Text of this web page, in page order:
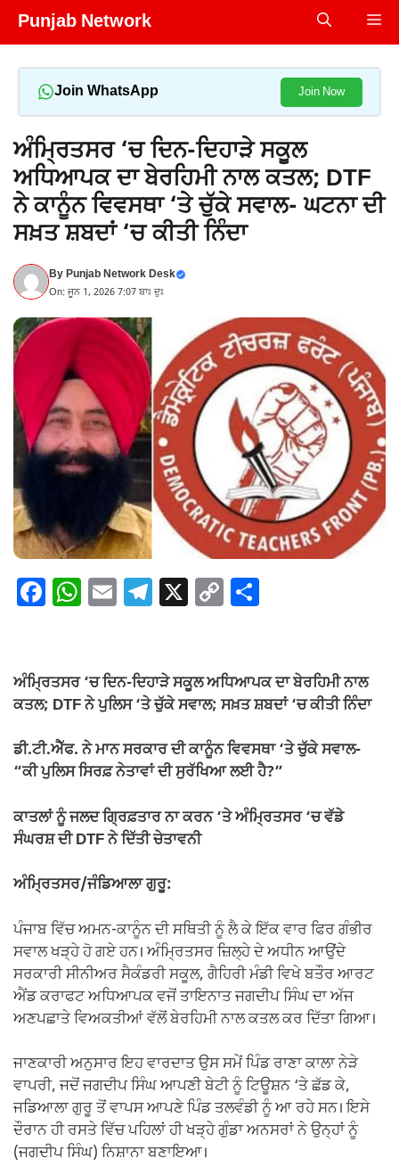
Skip
Punjab Network
Join WhatsApp Join Now
ਅੰਮ੍ਰਿਤਸਰ ‘ਚ ਦਿਨ-ਦਿਹਾੜੇ ਸਕੂਲ
ਅਧਿਆਪਕ ਦਾ ਬੇਰਹਿਮੀ ਨਾਲ ਕਤਲ; DTF
ਨੇ ਕਾਨੂੰਨ ਵਿਵਸਥਾ ‘ਤੇ ਚੁੱਕੇ ਸਵਾਲ- ਘਟਨਾ ਦੀ
ਸਖ਼ਤ ਸ਼ਬਦਾਂ ‘ਚ ਕੀਤੀ ਨਿੰਦਾ
ByPunjab Network Desk
On: ਜੂਨ 1, 2026 7:07 ਬਾਃ ਦੁਃ
F
e
b
o
o
k
W
s
A
p
p
E T
gr
a
m
X C
y
Li
n
k
e
ਅੰਮ੍ਰਿਤਸਰ ‘ਚ ਦਿਨ-ਦਿਹਾੜੇ ਸਕੂਲ ਅਧਿਆਪਕ ਦਾ ਬੇਰਹਿਮੀ ਨਾਲ
ਕਤਲ; DTF ਨੇ ਪੁਲਿਸ ‘ਤੇ ਚੁੱਕੇ ਸਵਾਲ; ਸਖ਼ਤ ਸ਼ਬਦਾਂ ‘ਚ ਕੀਤੀ ਨਿੰਦਾ
ਡੀ.ਟੀ.ਐੱਫ. ਨੇ ਮਾਨ ਸਰਕਾਰ ਦੀ ਕਾਨੂੰਨ ਵਿਵਸਥਾ ‘ਤੇ ਚੁੱਕੇ ਸਵਾਲ-
“ਕੀ ਪੁਲਿਸ ਸਿਰਫ਼ ਨੇਤਾਵਾਂ ਦੀ ਸੁਰੱਖਿਆ ਲਈ ਹੈ?”
ਕਾਤਲਾਂ ਨੂੰ ਜਲਦ ਗ੍ਰਿਫ਼ਤਾਰ ਨਾ ਕਰਨ ‘ਤੇ ਅੰਮ੍ਰਿਤਸਰ ‘ਚ ਵੱਡੇ
ਸੰਘਰਸ਼ ਦੀ DTF ਨੇ ਦਿੱਤੀ ਚੇਤਾਵਨੀ
ਅੰਮ੍ਰਿਤਸਰ/ਜੰਡਿਆਲਾ ਗੁਰੂ:
ਪੰਜਾਬ ਵਿੱਚ ਅਮਨ-ਕਾਨੂੰਨ ਦੀ ਸਥਿਤੀ ਨੂੰ ਲੈ ਕੇ ਇੱਕ ਵਾਰ ਫਿਰ ਗੰਭੀਰ
ਸਵਾਲ ਖੜ੍ਹੇ ਹੋ ਗਏ ਹਨ। ਅੰਮ੍ਰਿਤਸਰ ਜ਼ਿਲ੍ਹੇ ਦੇ ਅਧੀਨ ਆਉਂਦੇ
ਸਰਕਾਰੀ ਸੀਨੀਅਰ ਸੈਕੰਡਰੀ ਸਕੂਲ, ਗੈਹਿਰੀ ਮੰਡੀ ਵਿਖੇ ਬਤੌਰ ਆਰਟ
ਐਂਡ ਕਰਾਫਟ ਅਧਿਆਪਕ ਵਜੋਂ ਤਾਇਨਾਤ ਜਗਦੀਪ ਸਿੰਘ ਦਾ ਅੱਜ
ਅਣਪਛਾਤੇ ਵਿਅਕਤੀਆਂ ਵੱਲੋਂ ਬੇਰਹਿਮੀ ਨਾਲ ਕਤਲ ਕਰ ਦਿੱਤਾ ਗਿਆ।
ਜਾਣਕਾਰੀ ਅਨੁਸਾਰ ਇਹ ਵਾਰਦਾਤ ਉਸ ਸਮੇਂ ਪਿੰਡ ਰਾਣਾ ਕਾਲਾ ਨੇੜੇ
ਵਾਪਰੀ, ਜਦੋਂ ਜਗਦੀਪ ਸਿੰਘ ਆਪਣੀ ਬੇਟੀ ਨੂੰ ਟਿਊਸ਼ਨ ‘ਤੇ ਛੱਡ ਕੇ,
ਜਡਿਆਲਾ ਗੁਰੂ ਤੋਂ ਵਾਪਸ ਆਪਣੇ ਪਿੰਡ ਤਲਵੰਡੀ ਨੂੰ ਆ ਰਹੇ ਸਨ। ਇਸੇ
ਦੌਰਾਨ ਹੀ ਰਸਤੇ ਵਿੱਚ ਪਹਿਲਾਂ ਹੀ ਖੜ੍ਹੇ ਗੁੰਡਾ ਅਨਸਰਾਂ ਨੇ ਉਨ੍ਹਾਂ ਨੂੰ
(ਜਗਦੀਪ ਸਿੰਘ) ਨਿਸ਼ਾਨਾ ਬਣਾਇਆ।